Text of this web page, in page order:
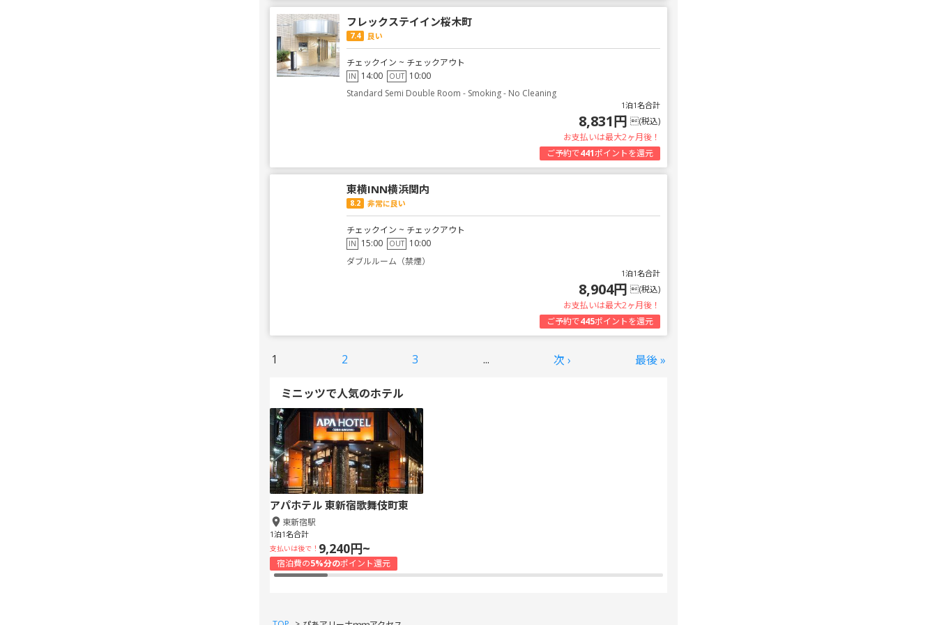
フレックステイイン桜木町
7.4 良い
チェックイン ~ チェックアウト
IN 14:00 OUT 10:00
Standard Semi Double Room - Smoking - No Cleaning
1泊1名合計
8,831円 (税込)
お支払いは最大2ヶ月後！
ご予約で441ポイントを還元
東横INN横浜関内
8.2 非常に良い
チェックイン ~ チェックアウト
IN 15:00 OUT 10:00
ダブルルーム（禁煙）
1泊1名合計
8,904円 (税込)
お支払いは最大2ヶ月後！
ご予約で445ポイントを還元
1 2 3 ... 次 › 最後 »
ミニッツで人気のホテル
アパホテル 東新宿歌舞伎町東
東新宿駅
1泊1名合計
支払いは後で！ 9,240円~
宿泊費の5%分のポイント還元